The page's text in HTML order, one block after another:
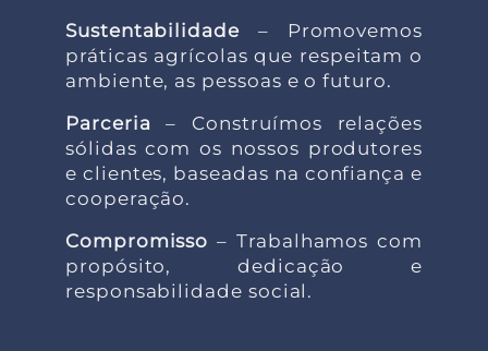
Sustentabilidade– Promovemos
práticas agrícolas que respeitam o
ambiente, as pessoas e o futuro.
Parceria – Construímos relações
sólidas com os nossos produtores
e clientes, baseadas na confiança e
cooperação.
Compromisso – Trabalhamos com
propósito, dedicação e
responsabilidade social.